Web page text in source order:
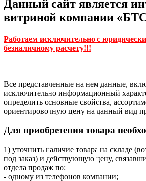
Данный сайт является
витриной компании
Работаем исключительно с
безналичному расчету!!!
Все представленные на нем данные,
исключительно информационный
определить основные свойства,
ориентировочную цену на данный вид
Для приобретения товара
1) уточнить наличие товара на складе
под заказ) и действующую цену,
отдела продаж по:
- одному из телефонов компании;